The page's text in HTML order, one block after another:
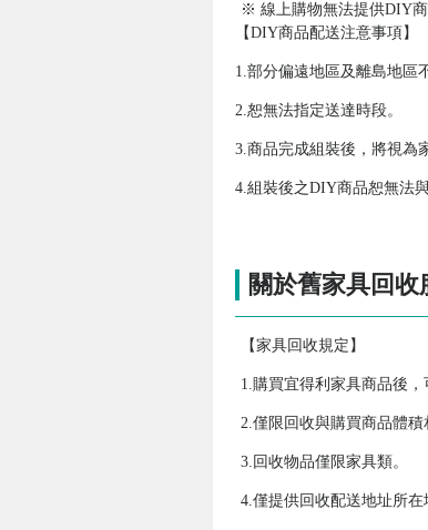
※ 線上購物無法提供DIY商
【DIY商品配送注意事項】
1.部分偏遠地區及離島地區
2.恕無法指定送達時段。
3.商品完成組裝後，將視為
4.組裝後之DIY商品恕無法
關於舊家具回收
【家具回收規定】
1.購買宜得利家具商品後，
2.僅限回收與購買商品體
3.回收物品僅限家具類。
4.僅提供回收配送地址所在